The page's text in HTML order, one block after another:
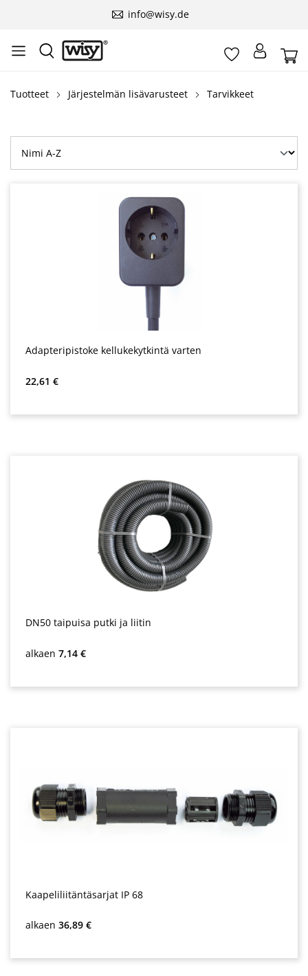
info@wisy.de
Tuotteet Järjestelmän lisävarusteet Tarvikkeet
Adapteripistoke kellukekytkintä varten
Normaali hinta:
22,61 €
DN50 taipuisa putki ja liitin
Normaali hinta:
alkaen 7,14 €
Kaapeliliitäntäsarjat IP 68
Normaali hinta:
alkaen 36,89 €